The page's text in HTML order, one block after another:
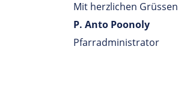
Mit herzlichen Grüssen
P. Anto Poonoly
Pfarradministrator